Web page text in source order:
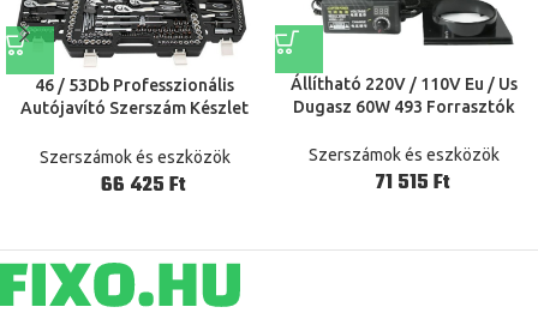
46 / 53Db Professzionális
Autójavító Szerszám Készlet
Krómok Vanadium Acél Javító
Eszköz Autószerszámhoz
Szerszámok és eszközök
Ft
Állítható 220V / 110V Eu / Us
Dugasz 60W 493 Forrasztók
10 Ingyenes Aktivált Szénszűrő
Szivacs
Szerszámok és eszközök
Ft